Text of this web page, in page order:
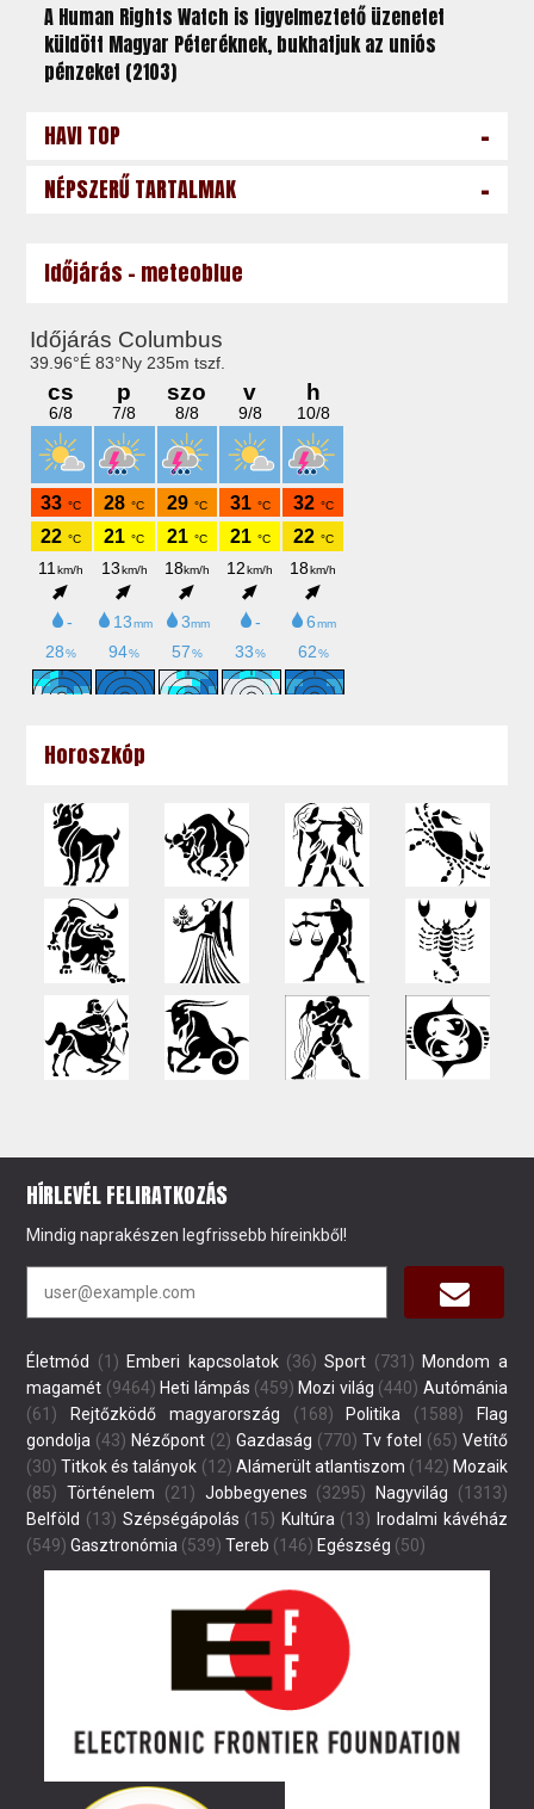
A Human Rights Watch is figyelmeztető üzenetet
küldött Magyar Péteréknek, bukhatjuk az uniós
pénzeket (2103)
HAVI TOP -
NÉPSZERŰ TARTALMAK -
Időjárás - meteoblue
Horoszkóp
HÍRLEVÉL FELIRATKOZÁS
Mindig naprakészen legfrissebb híreinkből!
Életmód (1) Emberi kapcsolatok(36) Sport (731) Mondom a
magamét (9464) Heti lámpás (459) Mozi világ (440) Autómánia
(61)
Rejtőzködő magyarország (168) Politika (1588)
Flag
gondolja (43) Nézőpont (2) Gazdaság (770) Tv fotel (65) Vetítő
(30) Titkok és talányok (12) Alámerült atlantiszom (142) Mozaik
(85) Történelem (21) Jobbegyenes (3295) Nagyvilág (1313)
Belföld (13) Szépségápolás (15) Kultúra (13) Irodalmi kávéház
(549) Gasztronómia (539) Tereb (146) Egészség (50)